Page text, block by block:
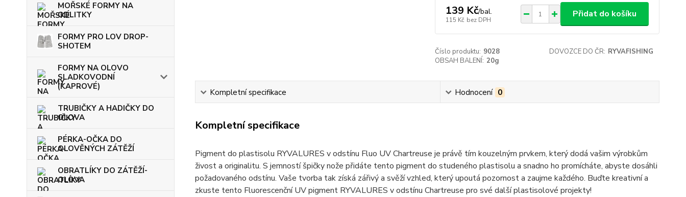
MOŘSKÉ FORMY NA
ODLITKY
FORMY PRO LOV DROP-
SHOTEM
FORMY NA OLOVO
SLADKOVODNÍ
(KAPROVÉ)
TRUBIČKY A HADIČKY DO
OLOVA
PÉRKA-OČKA DO
OLOVĚNÝCH ZÁTĚŽÍ
OBRATLÍKY DO ZÁTĚŽÍ-
OLOVA
139 Kč/bal.
115 Kč bez DPH
Přidat do košíku
Číslo produktu: 9028 DOVOZCE DO ČR: RYVAFISHING
OBSAH BALENÍ: 20g
Kompletní specifikace Hodnocení 0
Kompletní specifikace
Pigment do plastisolu RYVALURES v odstínu Fluo UV Chartreuse je právě tím kouzelným prvkem, který dodá vašim výrobkům
živost a originalitu. S jemností špičky nože přidáte tento pigment do studeného plastisolu a snadno ho promícháte, abyste dosáhli
požadovaného odstínu. Vaše tvorba tak získá zářivý a svěží vzhled, který upoutá pozornost a zaujme každého. Buďte kreativní a
zkuste tento Fluorescenční UV pigment RYVALURES v odstínu Chartreuse pro své další plastisolové projekty!